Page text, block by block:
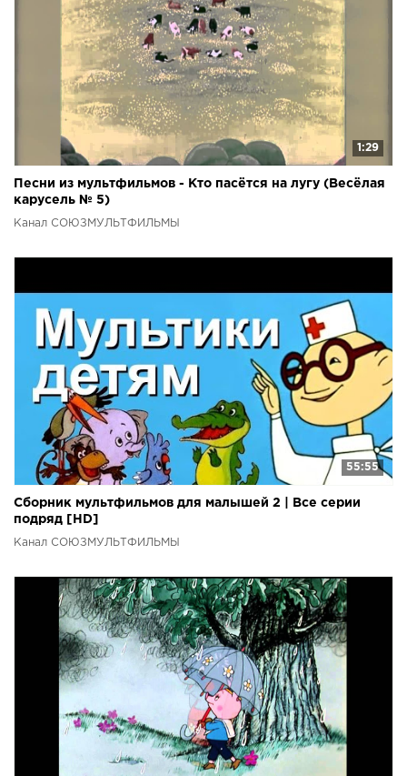
1:29
Песни из мультфильмов - Кто пасётся на лугу (Весёлая
карусель № 5)
Канал СОЮЗМУЛЬТФИЛЬМЫ
55:55
Сборник мультфильмов для малышей 2 | Все серии
подряд [HD]
Канал СОЮЗМУЛЬТФИЛЬМЫ